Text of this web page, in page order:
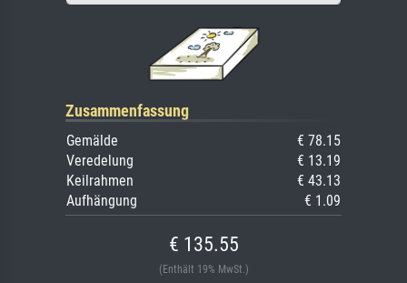
Zusammenfassung
Gemälde
€ 78.15
Veredelung
€ 13.19
Keilrahmen
€ 43.13
Aufhängung
€ 1.09
€ 135.55
(Enthält 19% MwSt.)